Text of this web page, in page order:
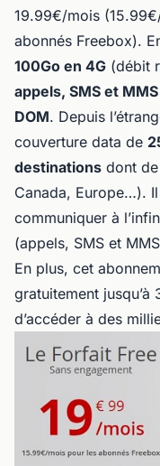
19.99€/mois
abonnés Freebox).
100Go en 4G (débit
appels, SMS et
DOM. Depuis
couverture data de
destinations dont
Canada, Europe…).
communiquer à
(appels, SMS et
En plus, cet
gratuitement
d’accéder à des